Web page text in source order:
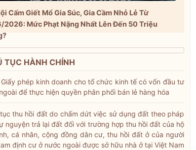
Cấm Giết Mổ Gia Súc, Gia Cầm Nhỏ Lẻ Từ
2026: Mức Phạt Nặng Nhất Lên Đến 50 Triệu
TỤC HÀNH CHÍNH
phép kinh doanh cho tổ chức kinh tế có vốn đầu tư
để thực hiện quyền phân phối bán lẻ hàng hóa
thu hồi đất do chấm dứt việc sử dụng đất theo pháp
nguyện trả lại đất đối với trường hợp thu hồi đất của hộ
cá nhân, cộng đồng dân cư, thu hồi đất ở của người
định cư ở nước ngoài được sở hữu nhà ở tại Việt Nam